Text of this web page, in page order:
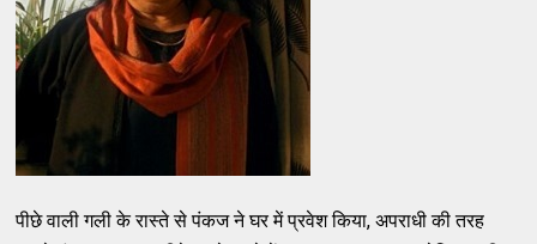
पीछे वाली गली के रास्ते से पंकज ने घर में प्रवेश किया, अपराधी की तरह